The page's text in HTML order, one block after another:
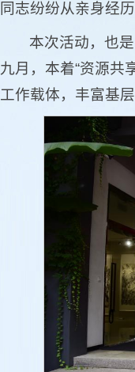
同志纷纷从亲身经
本次活动，也
九月，本着“资源共
工作载体，丰富基